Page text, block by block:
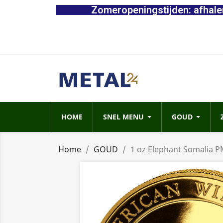
Zomeropeningstijden:
HOME SNEL MENU GOUD
Home GOUD 1 oz Elephant Somalia